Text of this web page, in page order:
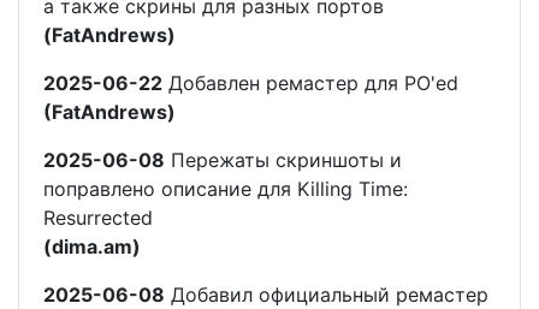
а также скрины для разных портов
(FatAndrews)
2025-06-22 Добавлен ремастер для PO'ed
(FatAndrews)
2025-06-08 Пережаты скриншоты и
поправлено описание для Killing Time:
Resurrected
(dima.am)
2025-06-08 Добавил официальный ремастер